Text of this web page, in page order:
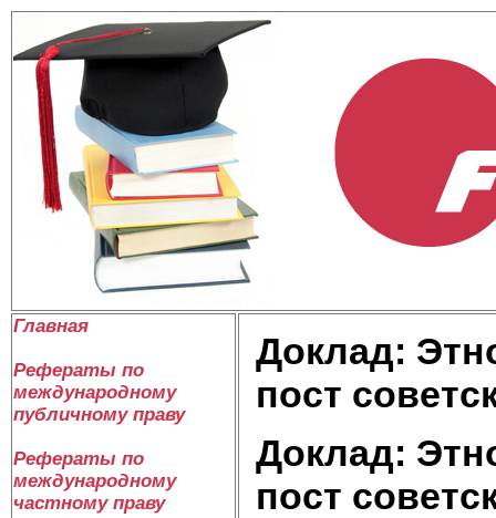
Главная
Рефераты по
международному
публичному праву
Рефераты по
международному
частному праву
Доклад:
пост
Доклад:
пост